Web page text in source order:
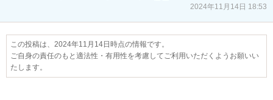
2024年11月14日 18:53
この投稿は、2024年11月14日時点の情報です。
ご自身の責任のもと適法性・有用性を考慮してご利用いただくようお願いい
たします。